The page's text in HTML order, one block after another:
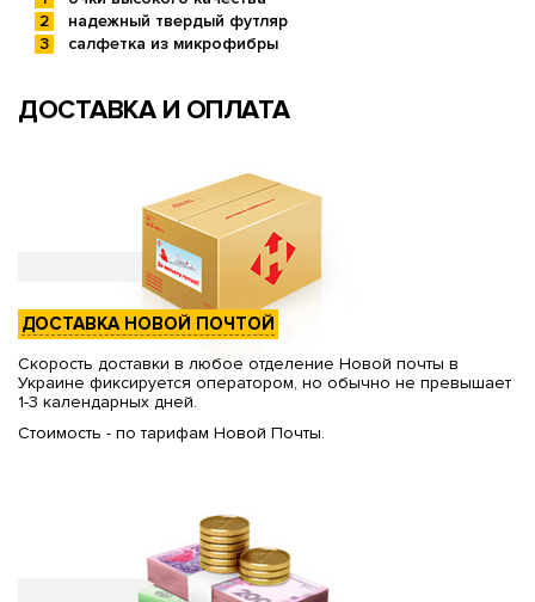
надежный твердый футляр
салфетка из микрофибры
ДОСТАВКА И ОПЛАТА
ДОСТАВКА НОВОЙ ПОЧТОЙ
Скорость доставки в любое отделение Новой почты в
Украине фиксируется оператором, но обычно не превышает
1-3 календарных дней.
Стоимость - по тарифам Новой Почты.